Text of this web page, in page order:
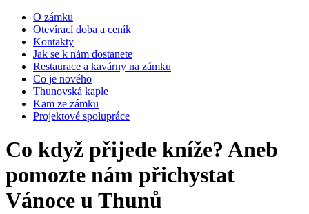
O zámku
Otevírací doba a ceník
Kontakty
Jak se k nám dostanete
Restaurace a kavárny na zámku
Co je nového
Thunovská kaple
Kam ze zámku
Projektové spolupráce
Co když přijede kníže? Aneb
pomozte nám přichystat
Vánoce u Thunů